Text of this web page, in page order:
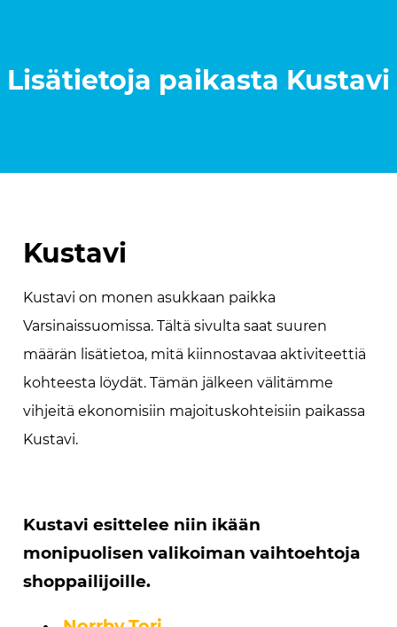
Lisätietoja paikasta Kustavi
Kustavi
Kustavi on monen asukkaan paikka
Varsinaissuomissa. Tältä sivulta saat suuren
määrän lisätietoa, mitä kiinnostavaa aktiviteettiä
kohteesta löydät. Tämän jälkeen välitämme
vihjeitä ekonomisiin majoituskohteisiin paikassa
Kustavi.
Kustavi esittelee niin ikään
monipuolisen valikoiman vaihtoehtoja
shoppailijoille.